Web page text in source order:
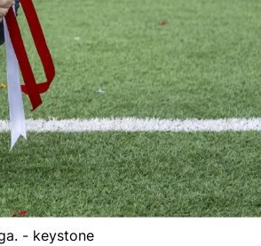
- keystone